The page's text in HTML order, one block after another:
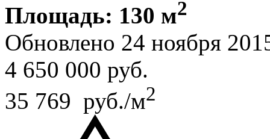
Площадь: 130 м2
Обновлено 24 ноября
4 650 000 руб.
35 769 руб./м2